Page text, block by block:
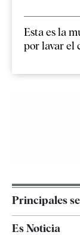
Esta es la
por lavar el
Principales
Es Noticia